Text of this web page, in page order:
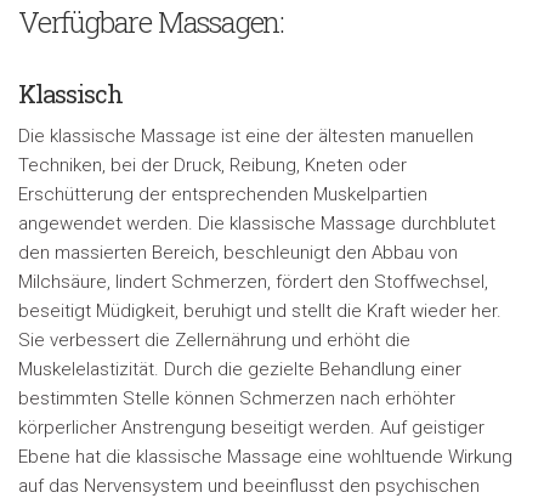
Verfügbare Massagen:
Klassisch
Die klassische Massage ist eine der ältesten manuellen
Techniken, bei der Druck, Reibung, Kneten oder
Erschütterung der entsprechenden Muskelpartien
angewendet werden. Die klassische Massage durchblutet
den massierten Bereich, beschleunigt den Abbau von
Milchsäure, lindert Schmerzen, fördert den Stoffwechsel,
beseitigt Müdigkeit, beruhigt und stellt die Kraft wieder her.
Sie verbessert die Zellernährung und erhöht die
Muskelelastizität. Durch die gezielte Behandlung einer
bestimmten Stelle können Schmerzen nach erhöhter
körperlicher Anstrengung beseitigt werden. Auf geistiger
Ebene hat die klassische Massage eine wohltuende Wirkung
auf das Nervensystem und beeinflusst den psychischen